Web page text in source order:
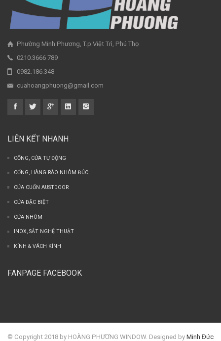
Phường Minh Phương, T.p Việt Trì, Phú Thọ
0210.3666 789
0982.186.348
cuahoangphuong@gmail.com
LIÊN KẾT NHANH
CỔNG, CỬA TỰ ĐỘNG
CỔNG, HÀNG RÀO NHÔM ĐÚC
CỬA CUỐN AUSTDOOR
CỬA ĐẶC BIỆT
CỬA NHÔM
INOX, SẮT NGHỆ THUẬT
KÍNH & VÁCH KÍNH
FANPAGE FACEBOOK
© Copyright 2018 by HOÀNG PHƯƠNG WINDOW. Designed by Minh Đức